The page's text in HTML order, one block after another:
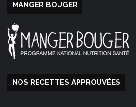
MANGER BOUGER
NOS RECETTES APPROUVÉES